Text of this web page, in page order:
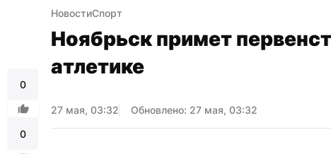
0
0
НовостиСпорт
Ноябрьск примет
атлетике
27 мая, 03:32 Обновлено: 27 мая, 03:32